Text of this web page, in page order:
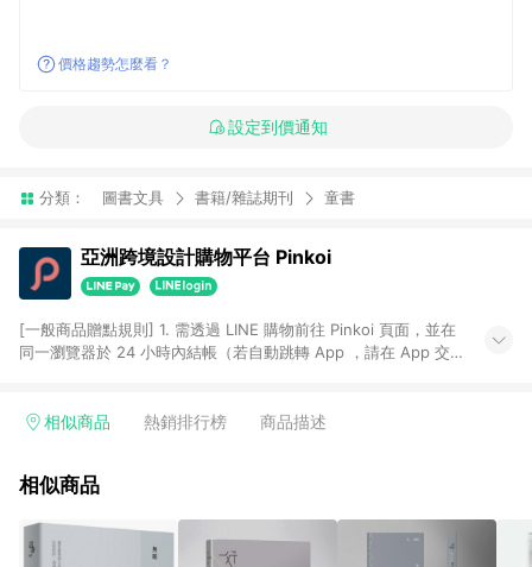
價格趨勢怎麼看？
設定到價通知
分類： 圖書文具 書籍/雜誌期刊 童書
亞洲跨境設計購物平台 Pinkoi
[一般商品贈點規則] 1. 需透過 LINE 購物前往 Pinkoi 頁面，並在
同一瀏覽器於 24 小時內結帳（若自動跳轉 App ，請在 App 交
回饋訂單不得享有 Pinkoi 站方優惠，例如首購優惠，P coins，
行為，不具贈點資格，部分退款不在此限。 6. APP 請更新至
貨後 45 天後發送。 8. 群眾募資商品，禮物卡，開館保證金，補
運費，攤位費等不具贈點資格。 9. LINE 購物站上之商品規格、
相似商品 熱銷排行榜 商品描述
相似商品